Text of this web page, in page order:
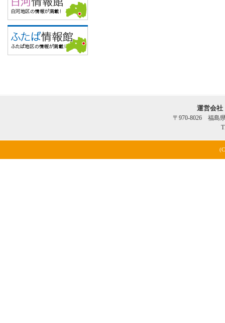
運営会
〒970-8026 福島